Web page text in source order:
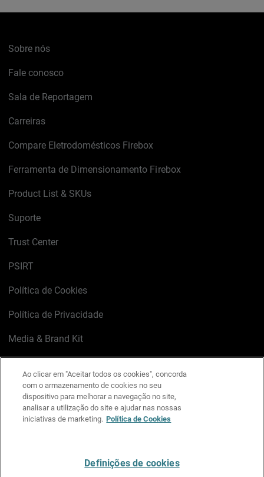
Sobre nós
Fale conosco
Sala de Reportagem
Carreiras
Compare Eletrodomésticos Firebox
Ferramenta de Dimensionamento Firebox
Product List & SKUs
Suporte
Trust Center
PSIRT
Política de Cookies
Política de Privacidade
Media & Brand Kit
LinkedIn
X FacebookInstagram
YouTube
Ao clicar em "Aceitar todos os cookies", concorda
com o armazenamento de cookies no seu
dispositivo para melhorar a navegação no site,
analisar a utilização do site e ajudar nas nossas
iniciativas de marketing. Política de Cookies
Definições de cookies